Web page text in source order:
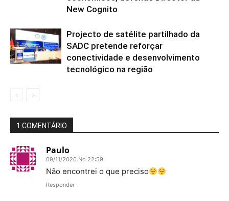
New Cognito
Projecto de satélite partilhado da
SADC pretende reforçar
conectividade e desenvolvimento
tecnológico na região
1 COMENTÁRIO
Paulo
09/11/2020 No 22:59
Não encontrei o que preciso
Responder